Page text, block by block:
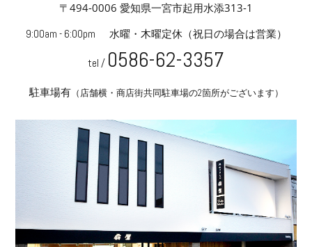
〒494-0006 愛知県一宮市起用水添313-1
9:00am - 6:00pm 水曜・木曜定休（祝日の場合は営業）
tel / 0586-62-3357
駐車場有（店舗横・商店街共同駐車場の2箇所がございます）